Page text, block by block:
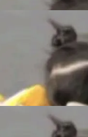
的发
维基百
Groki
成内
网站
，无论
期更
写 R
、
译文
绕三
那一
步支